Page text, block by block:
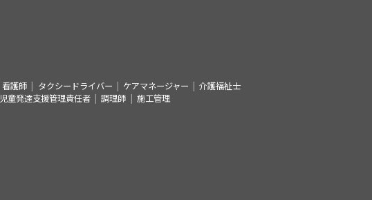
看護師 タクシードライバー ケアマネージャー
介護福祉士
児童発達支援管理責任者 調理師 施工管理